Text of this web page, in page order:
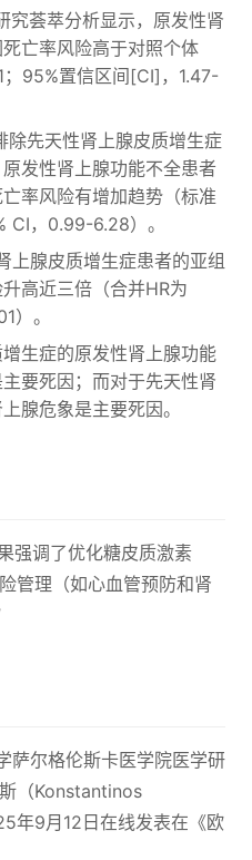
究荟萃分析显示，原发性肾
亡率风险高于对照个体
；95%置信区间[CI]，1.47-
除先天性肾上腺皮质增生症
发性肾上腺功能不全患者
率风险有增加趋势（标准
CI，0.99-6.28）。
腺皮质增生症患者的亚组
高近三倍（合并HR为
）。
生症的原发性肾上腺功能
要死因；而对于先天性肾
腺危象是主要死因。
强调了优化糖皮质激素
管理（如心血管预防和肾
萨尔格伦斯卡医学院医学研
（Konstantinos
年9月12日在线发表在《欧